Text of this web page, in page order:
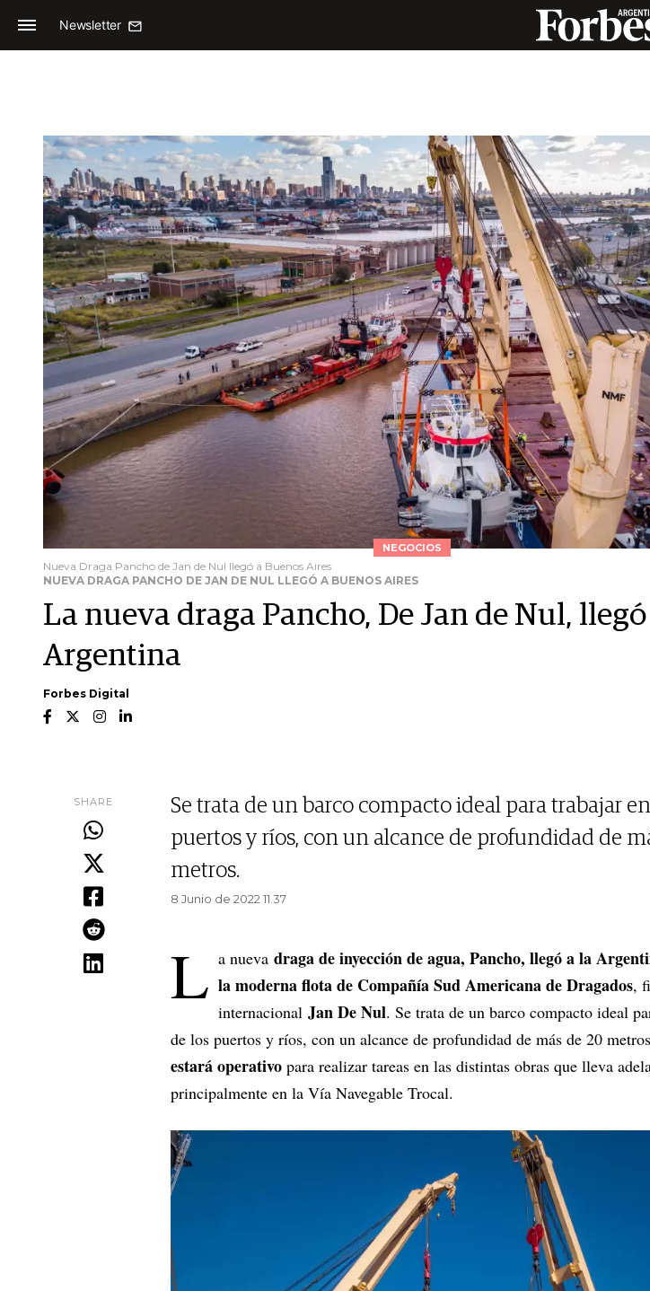
Newsletter
NEGOCIOS
Nueva Draga Pancho de Jan de Nul llegó a Buenos Aires
NUEVA DRAGA PANCHO DE JAN DE NUL LLEGÓ A BUENOS AIRES
La nueva draga Pancho, De Jan de Nul,
Argentina
Forbes Digital
SHARE
Se trata de un barco compacto ideal para trabajar
puertos y ríos, con un alcance de profundidad de
metros.
8 Junio de 2022 11.37
L a nueva draga de inyección de agua, Pancho, llegó a la
la moderna flota de Compañía Sud Americana de Dragados,
internacional Jan De Nul. Se trata de un barco compacto ideal
de los puertos y ríos, con un alcance de profundidad de más de 20
estará operativo para realizar tareas en las distintas obras que lleva
principalmente en la Vía Navegable Trocal.